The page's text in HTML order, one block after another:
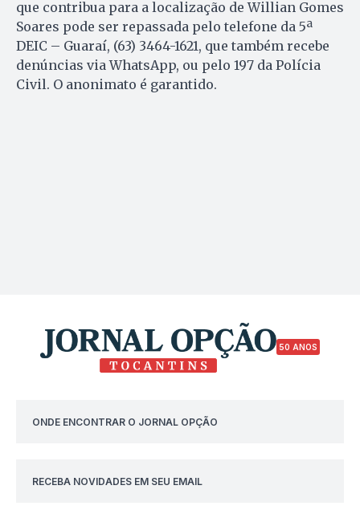
que contribua para a localização de Willian Gomes
Soares pode ser repassada pelo telefone da 5ª
DEIC – Guaraí, (63) 3464-1621, que também recebe
denúncias via WhatsApp, ou pelo 197 da Polícia
Civil. O anonimato é garantido.
50 ANOS
ONDE ENCONTRAR O JORNAL OPÇÃO
RECEBA NOVIDADES EM SEU EMAIL